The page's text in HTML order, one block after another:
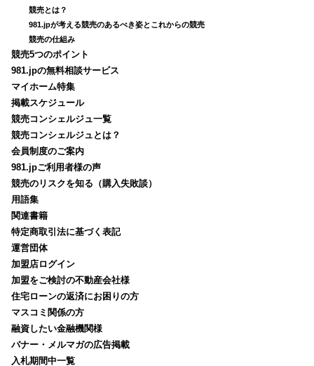
競売とは？
981.jpが考える競売のあるべき姿とこれからの競売
競売の仕組み
競売5つのポイント
981.jpの無料相談サービス
マイホーム特集
掲載スケジュール
競売コンシェルジュ一覧
競売コンシェルジュとは？
会員制度のご案内
981.jpご利用者様の声
競売のリスクを知る（購入失敗談）
用語集
関連書籍
特定商取引法に基づく表記
運営団体
加盟店ログイン
加盟をご検討の不動産会社様
住宅ローンの返済にお困りの方
マスコミ関係の方
融資したい金融機関様
バナー・メルマガの広告掲載
入札期間中一覧